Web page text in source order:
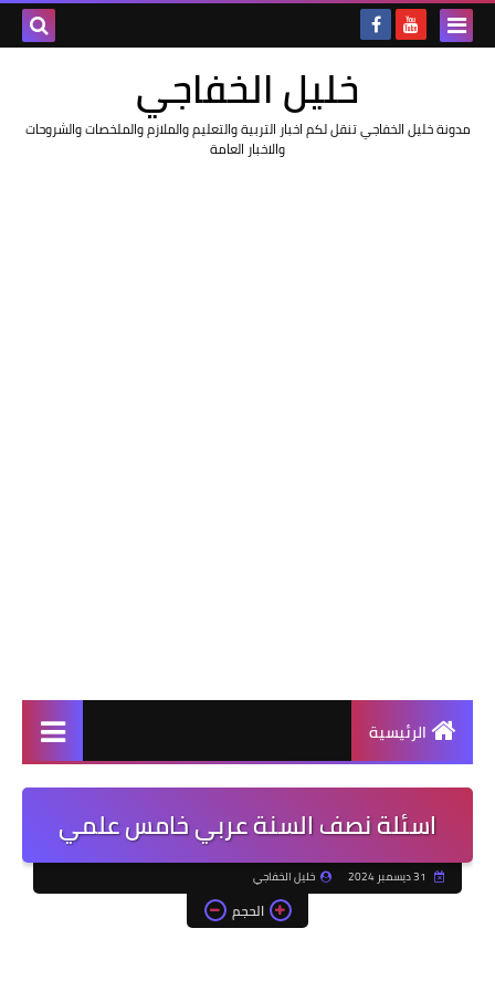
خليل الخفاجي
مدونة خليل الخفاجي تنقل لكم اخبار التربية والتعليم والملازم والملخصات والشروحات
والاخبار العامة
الرئيسية
اسئلة نصف السنة عربي خامس علمي
خليل الخفاجي
الحجم